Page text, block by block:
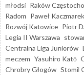
młodsi Raków
Radom Paweł Kaczmarek
Rozwój Katowice Piotr
Legia II Warszawa
Centralna Liga Juniorów
meczem Yasuhiro Katō
Chrobry Głogów Stomil